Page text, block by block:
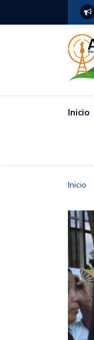
Inicio
Inicio